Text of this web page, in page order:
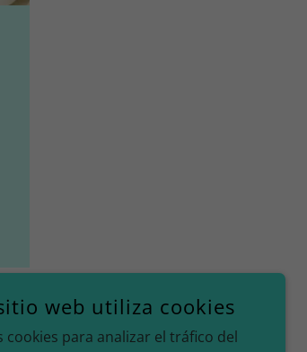
web utiliza cookies
cookies para analizar el tráfico del